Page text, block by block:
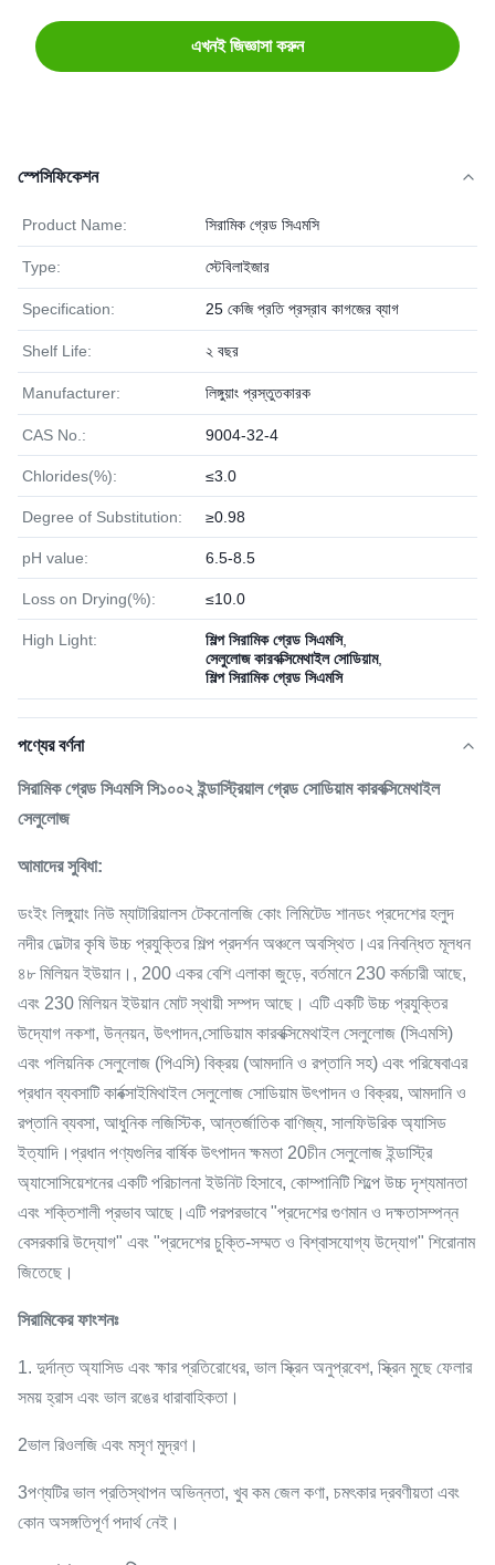
এখনই জিজ্ঞাসা করুন
স্পেসিফিকেশন
Product Name: সিরামিক গ্রেড সিএমসি
Type: স্টেবিলাইজার
Specification: 25 কেজি প্রতি প্রস্রাব কাগজের ব্যাগ
Shelf Life: ২ বছর
Manufacturer: লিঙ্গুয়াং প্রস্তুতকারক
CAS No.: 9004-32-4
Chlorides(%): ≤3.0
Degree of Substitution: ≥0.98
pH value: 6.5-8.5
Loss on Drying(%): ≤10.0
High Light: শিল্প সিরামিক গ্রেড সিএমসি,
সেলুলোজ কারবক্সিমেথাইল সোডিয়াম,
শিল্প সিরামিক গ্রেড সিএমসি
পণ্যের বর্ণনা
সিরামিক গ্রেড সিএমসি সি১০০২ ইন্ডাস্ট্রিয়াল গ্রেড সোডিয়াম কারবক্সিমেথাইল
সেলুলোজ
আমাদের সুবিধা:
ডংইং লিঙ্গুয়াং নিউ ম্যাটারিয়ালস টেকনোলজি কোং লিমিটেড শানডং প্রদেশের হলুদ
নদীর ডেল্টার কৃষি উচ্চ প্রযুক্তির শিল্প প্রদর্শন অঞ্চলে অবস্থিত।এর নিবন্ধিত মূলধন
৪৮ মিলিয়ন ইউয়ান।, 200 একর বেশি এলাকা জুড়ে, বর্তমানে 230 কর্মচারী আছে,
এবং 230 মিলিয়ন ইউয়ান মোট স্থায়ী সম্পদ আছে। এটি একটি উচ্চ প্রযুক্তির
উদ্যোগ নকশা, উন্নয়ন, উৎপাদন,সোডিয়াম কারবক্সিমেথাইল সেলুলোজ (সিএমসি)
এবং পলিয়নিক সেলুলোজ (পিএসি) বিক্রয় (আমদানি ও রপ্তানি সহ) এবং পরিষেবাএর
প্রধান ব্যবসাটি কার্বক্সাইমিথাইল সেলুলোজ সোডিয়াম উৎপাদন ও বিক্রয়, আমদানি ও
রপ্তানি ব্যবসা, আধুনিক লজিস্টিক, আন্তর্জাতিক বাণিজ্য, সালফিউরিক অ্যাসিড
ইত্যাদি।প্রধান পণ্যগুলির বার্ষিক উৎপাদন ক্ষমতা 20চীন সেলুলোজ ইন্ডাস্ট্রি
অ্যাসোসিয়েশনের একটি পরিচালনা ইউনিট হিসাবে, কোম্পানিটি শিল্পে উচ্চ দৃশ্যমানতা
এবং শক্তিশালী প্রভাব আছে।এটি পরপরভাবে "প্রদেশের গুণমান ও দক্ষতাসম্পন্ন
বেসরকারি উদ্যোগ" এবং "প্রদেশের চুক্তি-সম্মত ও বিশ্বাসযোগ্য উদ্যোগ" শিরোনাম
জিতেছে।
সিরামিকের ফাংশনঃ
1. দুর্দান্ত অ্যাসিড এবং ক্ষার প্রতিরোধের, ভাল স্ক্রিন অনুপ্রবেশ, স্ক্রিন মুছে ফেলার
সময় হ্রাস এবং ভাল রঙের ধারাবাহিকতা।
2ভাল রিওলজি এবং মসৃণ মুদ্রণ।
3পণ্যটির ভাল প্রতিস্থাপন অভিন্নতা, খুব কম জেল কণা, চমৎকার দ্রবণীয়তা এবং
কোন অসঙ্গতিপূর্ণ পদার্থ নেই।